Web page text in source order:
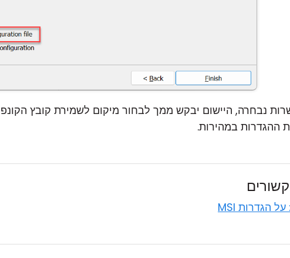
נבחרה, היישום יבקש ממך לבחור מיקום לשמירת קובץ
ההגדרות במהירות.